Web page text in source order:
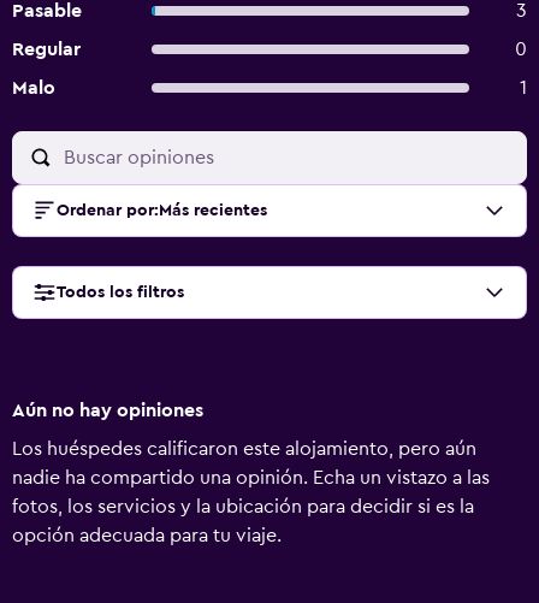
Pasable
3
Regular
0
Malo
1
Ordenar por: Más recientes
Todos los filtros
Aún no hay opiniones
Los huéspedes calificaron este alojamiento, pero aún
nadie ha compartido una opinión. Echa un vistazo a las
fotos, los servicios y la ubicación para decidir si es la
opción adecuada para tu viaje.